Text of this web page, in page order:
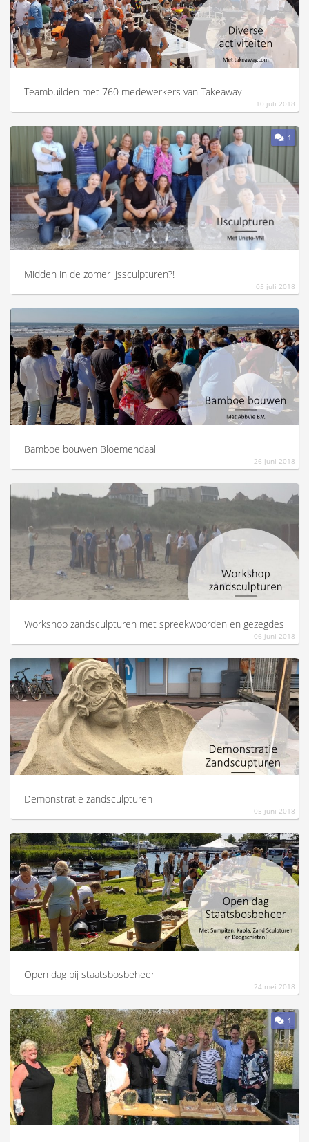
Teambuilden met 760 medewerkers van Takeaway
10 juli 2018
1
Midden in de zomer ijssculpturen?!
05 juli 2018
Bamboe bouwen Bloemendaal
26 juni 2018
Workshop zandsculpturen met spreekwoorden en gezegdes
06 juni 2018
Demonstratie zandsculpturen
05 juni 2018
Open dag bij staatsbosbeheer
24 mei 2018
1